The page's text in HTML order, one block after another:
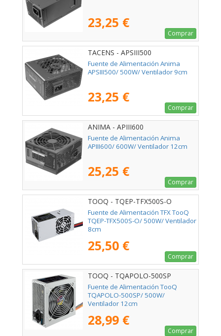
23,25 €
Comprar
TACENS - APSIII500
Fuente de Alimentación Anima
APSIII500/ 500W/ Ventilador 9cm
23,25 €
Comprar
ANIMA - APIII600
Fuente de Alimentación Anima
APIII600/ 600W/ Ventilador 12cm
25,25 €
Comprar
TOOQ - TQEP-TFX500S-O
Fuente de Alimentación TFX TooQ
TQEP-TFX500S-O/ 500W/ Ventilador
8cm
25,50 €
Comprar
TOOQ - TQAPOLO-500SP
Fuente de Alimentación TooQ
TQAPOLO-500SP/ 500W/
Ventilador 12cm
28,99 €
Comprar